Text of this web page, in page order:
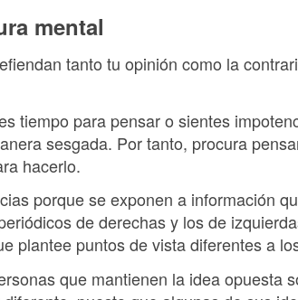
mental
tanto tu opinión como la
tiempo para pensar o sientes
sesgada. Por tanto, procura
hacerlo.
porque se exponen a información
de derechas y los de
plantee puntos de vista diferentes a
que mantienen la idea opuesta